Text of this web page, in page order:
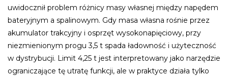
uwidocznił problem różnicy masy własnej między napędem
bateryjnym a spalinowym. Gdy masa własna rośnie przez
akumulator trakcyjny i osprzęt wysokonapięciowy, przy
niezmienionym progu 3,5 t spada ładowność i użyteczność
w dystrybucji. Limit 4,25 t jest interpretowany jako narzędzie
ograniczające tę utratę funkcji, ale w praktyce działa tylko